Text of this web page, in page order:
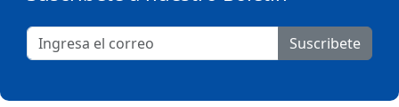
Suscribete